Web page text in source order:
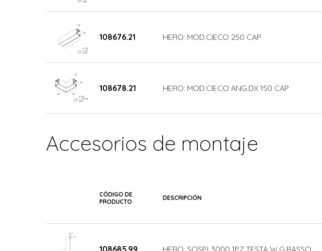
108676.21 HERO: MOD.CIECO 250 CAP
108678.21 HERO: MOD.CIECO ANG.DX 150 CAP
Accesorios de montaje
CÓDIGO DE
PRODUCTO
DESCRIPCIÓN
108685.99 HERO: SOSP.L3000 1PZ TESTA W.G.BASSO